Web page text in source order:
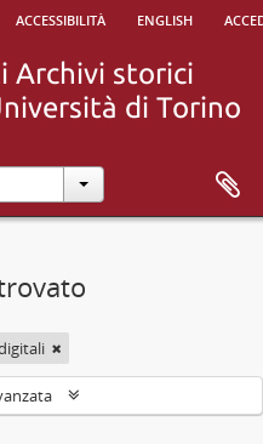
accessibilità english